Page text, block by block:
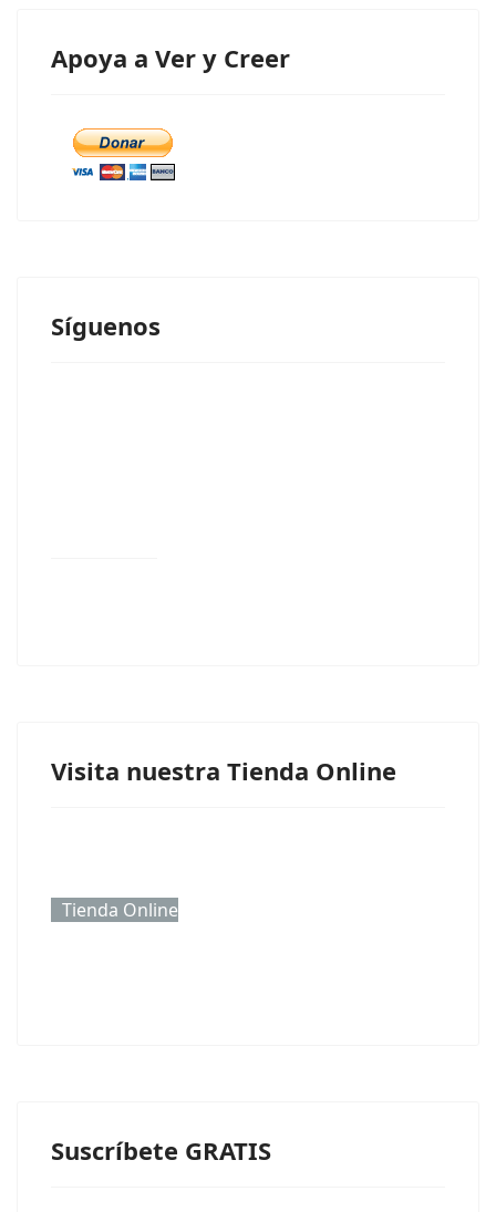
Apoya a Ver y Creer
Síguenos
Visita nuestra Tienda Online
Tienda Online
Suscríbete GRATIS